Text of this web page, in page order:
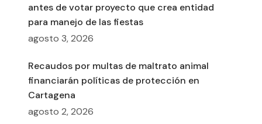
antes de votar proyecto que crea entidad
para manejo de las fiestas
agosto 3, 2026
Recaudos por multas de maltrato animal
financiarán políticas de protección en
Cartagena
agosto 2, 2026